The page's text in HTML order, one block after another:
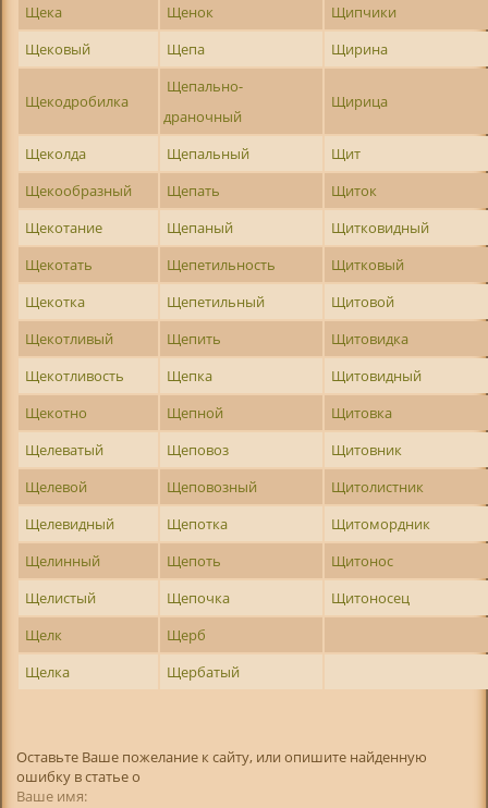
Щека
Щенок
Щипчики
Щековый
Щепа Щирина
Щекодробилка
Щепально-
драночный
Щирица
Щеколда Щепальный
Щит
Щекообразный
Щепать
Щиток
Щекотание
Щепаный
Щитковидный
Щекотать
Щепетильность
Щитковый
Щекотка
Щепетильный
Щитовой
Щекотливый
Щепить
Щитовидка
Щекотливость
Щепка
Щитовидный
Щекотно
Щепной
Щитовка
Щелеватый
Щеповоз
Щитовник
Щелевой
Щеповозный
Щитолистник
Щелевидный
Щепотка
Щитомордник
Щелинный
Щепоть
Щитонос
Щелистый
Щепочка
Щитоносец
Щелк
Щерб
Щелка
Щербатый
Оставьте Ваше пожелание к сайту, или опишите найденную
ошибку в статье о
Ваше имя: